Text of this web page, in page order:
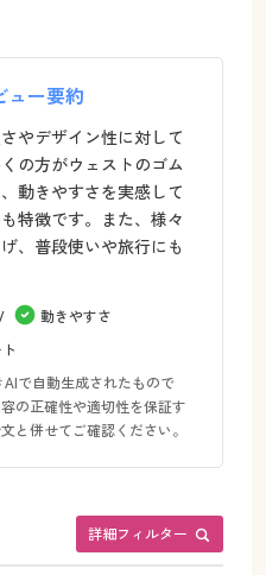
ュー要約
やデザイン性に対して
の方がウェストのゴム
動きやすさを実感して
特徴です。また、様々
、普段使いや旅行にも
動きやすさ
で自動生成されたもので
の正確性や適切性を保証す
と併せてご確認ください。
詳細フィルター